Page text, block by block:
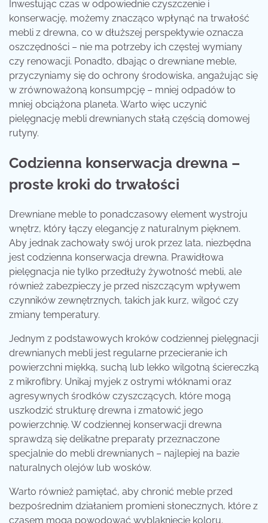
Inwestując czas w odpowiednie czyszczenie i
konserwację, możemy znacząco wpłynąć na trwałość
mebli z drewna, co w dłuższej perspektywie oznacza
oszczędności – nie ma potrzeby ich częstej wymiany
czy renowacji. Ponadto, dbając o drewniane meble,
przyczyniamy się do ochrony środowiska, angażując się
w zrównoważoną konsumpcję – mniej odpadów to
mniej obciążona planeta. Warto więc uczynić
pielęgnację mebli drewnianych stałą częścią domowej
rutyny.
Codzienna konserwacja drewna –
proste kroki do trwałości
Drewniane meble to ponadczasowy element wystroju
wnętrz, który łączy elegancję z naturalnym pięknem.
Aby jednak zachowały swój urok przez lata, niezbędna
jest codzienna konserwacja drewna. Prawidłowa
pielęgnacja nie tylko przedłuży żywotność mebli, ale
również zabezpieczy je przed niszczącym wpływem
czynników zewnętrznych, takich jak kurz, wilgoć czy
zmiany temperatury.
Jednym z podstawowych kroków codziennej pielęgnacji
drewnianych mebli jest regularne przecieranie ich
powierzchni miękką, suchą lub lekko wilgotną ściereczką
z mikrofibry. Unikaj myjek z ostrymi włóknami oraz
agresywnych środków czyszczących, które mogą
uszkodzić strukturę drewna i zmatowić jego
powierzchnię. W codziennej konserwacji drewna
sprawdzą się delikatne preparaty przeznaczone
specjalnie do mebli drewnianych – najlepiej na bazie
naturalnych olejów lub wosków.
Warto również pamiętać, aby chronić meble przed
bezpośrednim działaniem promieni słonecznych, które z
czasem mogą powodować wyblaknięcie koloru.